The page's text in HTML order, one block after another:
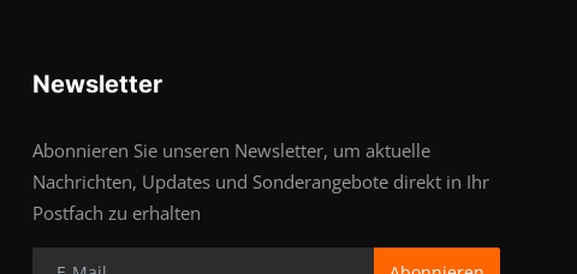
Newsletter
Abonnieren Sie unseren Newsletter, um aktuelle
Nachrichten, Updates und Sonderangebote direkt in Ihr
Postfach zu erhalten